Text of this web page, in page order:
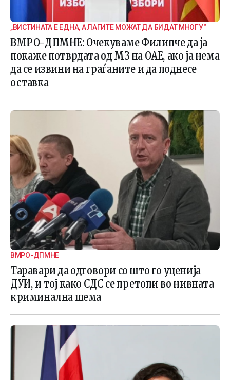
„ВИСТИНАТА Е ЕДНА, А ЛАГИТЕ МОЖАТ ДА БИДАТ МНОГУ“
ВМРО-ДПМНЕ: Очекуваме Филипче да ја
покаже потврдата од МЗ на ОАЕ, ако ја нема
да се извини на граѓаните и да поднесе
оставка
ВМРО-ДПМНЕ
Таравари да одговори со што го уценија
ДУИ, и тој како СДС се претопи во нивната
криминална шема